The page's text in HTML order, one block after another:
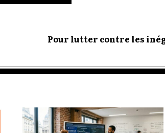
Pour lutter contre les